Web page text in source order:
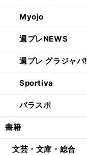
Myojo
週プレNEWS
週プレ グラジャパ!
Sportiva
パラスポ
書籍
文芸・文庫・総合